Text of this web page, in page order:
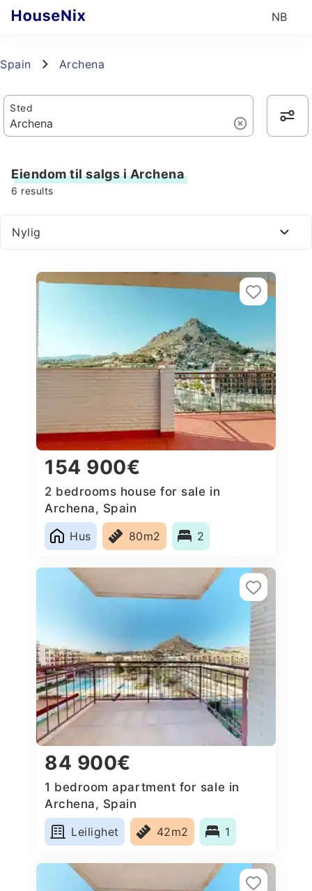
NB
Spain Archena
Sted
Eiendom til salgs i Archena
6 results
Nylig
154 900€
2 bedrooms house for sale in
Archena, Spain
Hus
80m2 2
84 900€
1 bedroom apartment for sale in
Archena, Spain
Leilighet
42m2 1